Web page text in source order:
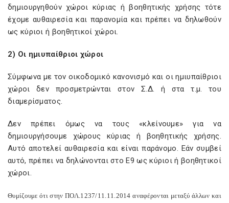
δημιουργηθούν χώροι κύριας ή βοηθητικής χρήσης τότε
έχομε αυθαιρεσία και παρανομία και πρέπει να δηλωθούν
ως κύριοι ή βοηθητικοί χώροι.
2) Οι ημιυπαίθριοι χώροι
Σύμφωνα με τον οικοδομικό κανονισμό και οι ημιυπαίθριοι
χώροι δεν προσμετρώνται στον Σ.Δ. ή στα τ.μ. του
διαμερίσματος.
Δεν πρέπει όμως να τους «κλείνουμε» για να
δημιουργήσουμε χώρους κύριας ή βοηθητικής χρήσης.
Αυτό αποτελεί αυθαιρεσία και είναι παράνομο. Εάν συμβεί
αυτό, πρέπει να δηλώνονται στο Ε9 ως κύριοι ή βοηθητικοί
χώροι.
Θυμίζουμε ότι στην ΠΟΛ.1237/11.11.2014 αναφέρονται μεταξύ άλλων και